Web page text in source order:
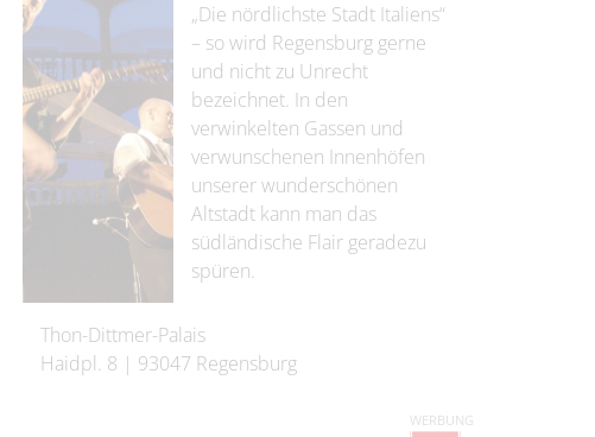
„Die nördlichste Stadt Italiens“
– so wird Regensburg gerne
und nicht zu Unrecht
bezeichnet. In den
verwinkelten Gassen und
verwunschenen Innenhöfen
unserer wunderschönen
Altstadt kann man das
südländische Flair geradezu
spüren.
Thon-Dittmer-Palais
Haidpl. 8 | 93047 Regensburg
WERBUNG